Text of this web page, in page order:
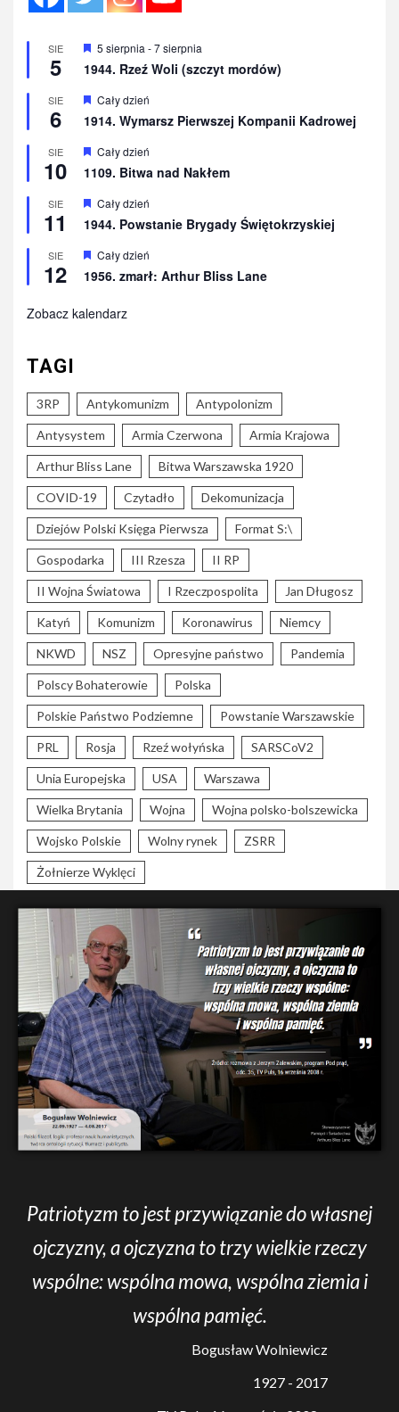
SIE
5
Wyróżnione
5 sierpnia-7 sierpnia
1944. Rzeź Woli (szczyt mordów)
SIE
6
Wyróżnione
Cały dzień
1914. Wymarsz Pierwszej Kompanii Kadrowej
SIE
10
Wyróżnione
Cały dzień
1109. Bitwa nad Nakłem
SIE
11
Wyróżnione
Cały dzień
1944. Powstanie Brygady Świętokrzyskiej
SIE
12
Wyróżnione
Cały dzień
1956. zmarł: Arthur Bliss Lane
Zobacz kalendarz
TAGI
3RP Antykomunizm Antypolonizm
Antysystem Armia Czerwona Armia Krajowa
Arthur Bliss Lane Bitwa Warszawska 1920
COVID-19 Czytadło Dekomunizacja
Dziejów Polski Księga Pierwsza Format S:\
Gospodarka III Rzesza II RP
II Wojna Światowa I Rzeczpospolita Jan Długosz
Katyń Komunizm Koronawirus Niemcy
NKWD NSZ Opresyjne państwo Pandemia
Polscy Bohaterowie Polska
Polskie Państwo Podziemne Powstanie Warszawskie
PRL Rosja Rzeź wołyńska SARSCoV2
Unia Europejska USA Warszawa
Wielka Brytania Wojna Wojna polsko-bolszewicka
Wojsko Polskie Wolny rynek ZSRR
Żołnierze Wyklęci
Patriotyzm to jest przywiązanie do własnej
ojczyzny, a ojczyzna to trzy wielkie rzeczy
wspólne: wspólna mowa, wspólna ziemia i
wspólna pamięć.
Bogusław Wolniewicz
1927 - 2017